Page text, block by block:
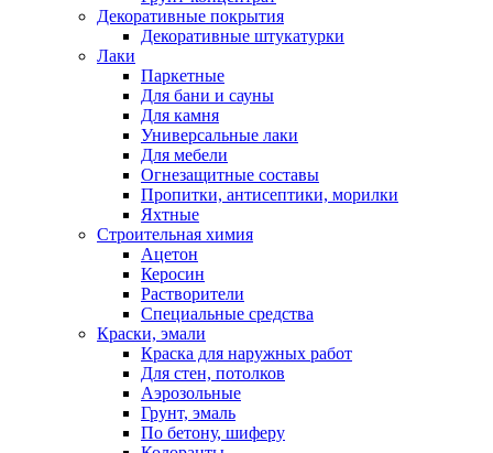
Декоративные покрытия
Декоративные штукатурки
Лаки
Паркетные
Для бани и сауны
Для камня
Универсальные лаки
Для мебели
Огнезащитные составы
Пропитки, антисептики, морилки
Яхтные
Строительная химия
Ацетон
Керосин
Растворители
Специальные средства
Краски, эмали
Краска для наружных работ
Для стен, потолков
Аэрозольные
Грунт, эмаль
По бетону, шиферу